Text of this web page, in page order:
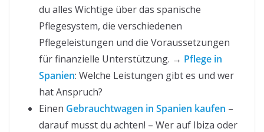
du alles Wichtige über das spanische
Pflegesystem, die verschiedenen
Pflegeleistungen und die Voraussetzungen
für finanzielle Unterstützung. → Pflege in
Spanien: Welche Leistungen gibt es und wer
hat Anspruch?
Einen Gebrauchtwagen in Spanien kaufen –
darauf musst du achten! – Wer auf Ibiza oder